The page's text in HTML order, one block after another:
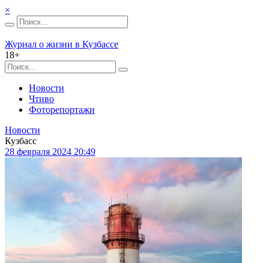
×
Журнал о жизни в Кузбассе
18+
Новости
Чтиво
Фоторепортажи
Новости
Кузбасс
28 февраля 2024 20:49